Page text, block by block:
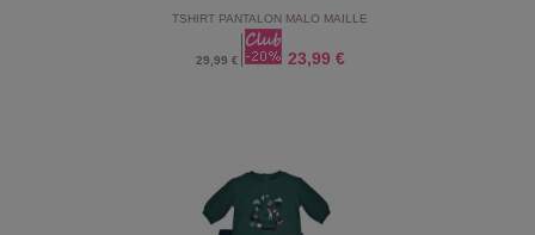
TSHIRT PANTALON MALO MAILLE
29,99 € 23,99 €